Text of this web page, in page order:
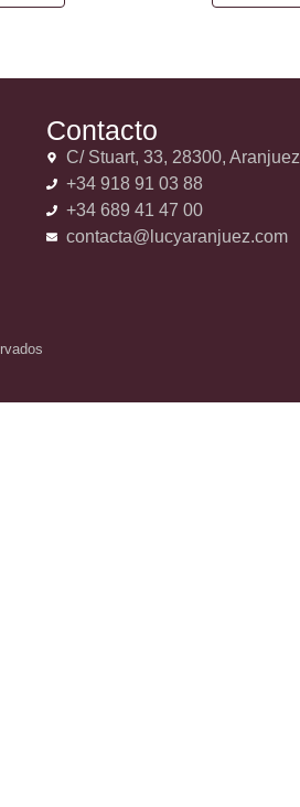
Contacto
C/ Stuart, 33, 28300, Aranjuez
+34 918 91 03 88
+34 689 41 47 00
contacta@lucyaranjuez.com